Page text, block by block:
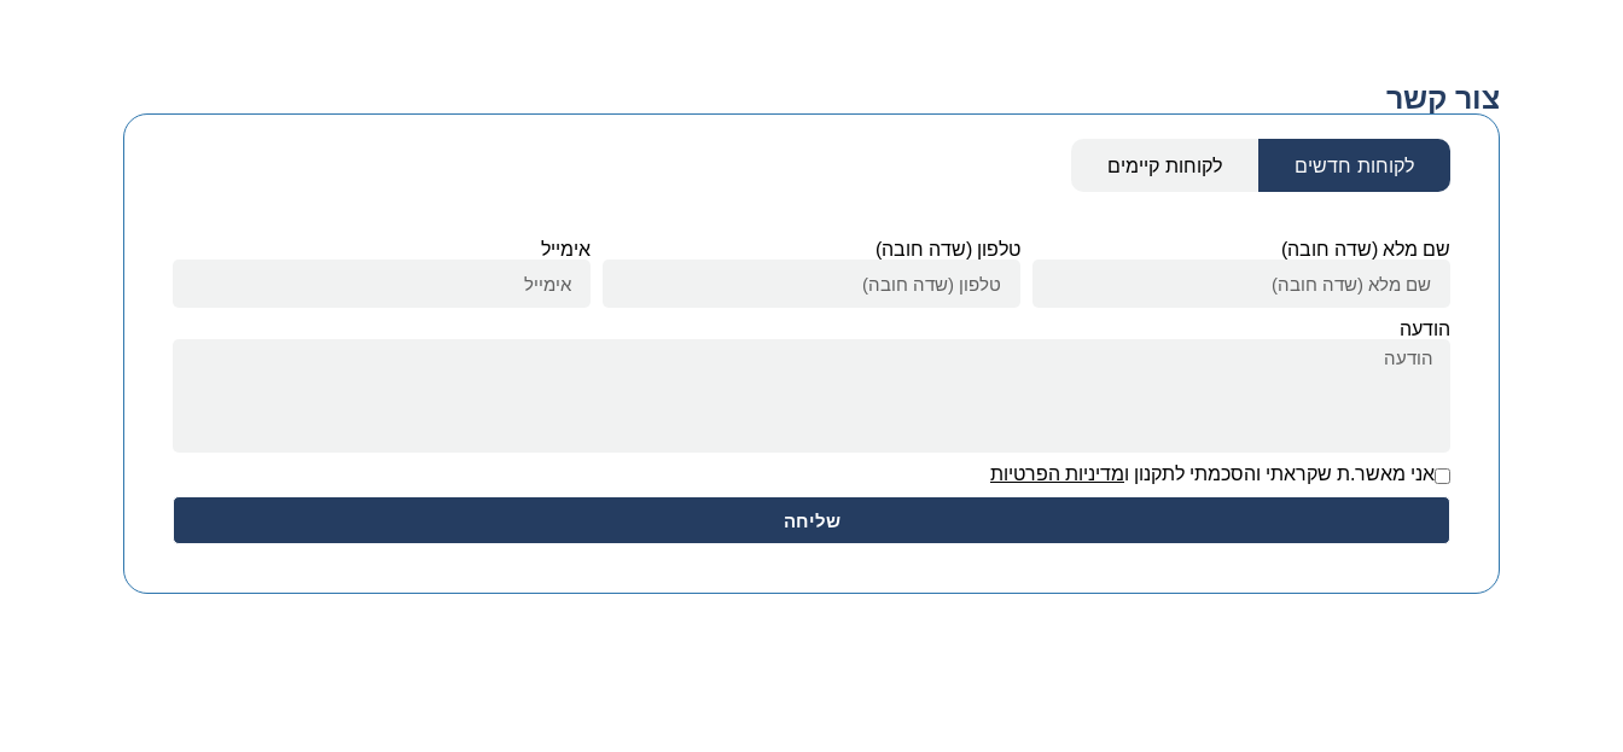
צור קשר
לקוחות חדשים לקוחות קיימים
שם מלא (שדה חובה) טלפון (שדה חובה) אימייל
הודעה
אני מאשר.ת שקראתי והסכמתי לתקנון ומדיניות הפרטיות
שליחה